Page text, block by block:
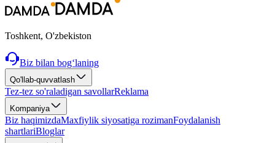
Toshkent, O'zbekiston
Biz bilan bog‘laning
Qo'llab-quvvatlash
Tez-tez so'raladigan savollarReklama
Kompaniya
Biz haqimizdaMaxfiylik siyosatiga rozimanFoydalanish
shartlariBloglar